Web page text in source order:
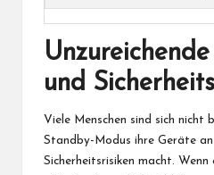
und
Viele Menschen sind sich nicht
Standby-Modus ihre Geräte
Sicherheitsrisiken macht.